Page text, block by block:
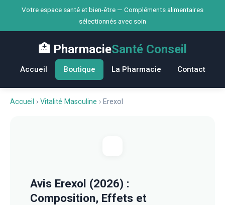
Votre espace santé et bien-être — Compléments alimentaires
sélectionnés avec soin
🏥 PharmacieSanté Conseil
Accueil Boutique La Pharmacie Contact
Accueil › Vitalité Masculine › Erexol
Avis Erexol (2026) :
Composition, Effets et